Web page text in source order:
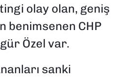
olay olan, geniş
benimsenen CHP
Özel var.
sanki